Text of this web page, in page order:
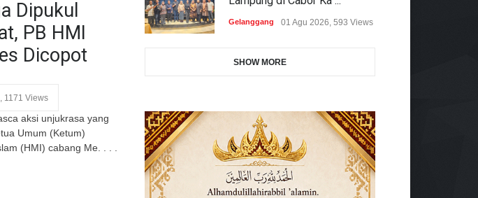
Dipukul
PB HMI
Dicopot
1171 Views
aksi unjukrasa yang
Umum (Ketum)
(HMI) cabang Me. . . .
Gelanggang 01 Agu 2026, 593 Views
SHOW MORE